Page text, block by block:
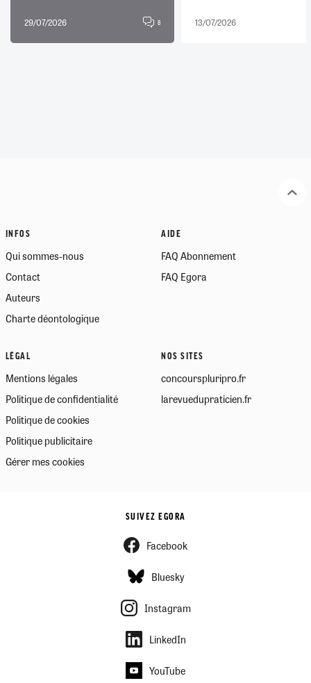
29/07/2026 8 13/07/2026
INFOS
Qui sommes-nous
Contact
Auteurs
Charte déontologique
AIDE
FAQ Abonnement
FAQ Egora
LÉGAL
Mentions légales
Politique de confidentialité
Politique de cookies
Politique publicitaire
Gérer mes cookies
NOS SITES
concourspluripro.fr
larevuedupraticien.fr
SUIVEZ EGORA
Facebook
Bluesky
Instagram
LinkedIn
YouTube